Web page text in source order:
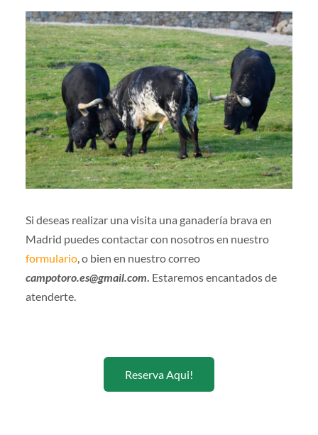
Si deseas realizar una visita una ganadería brava en
Madrid puedes contactar con nosotros en nuestro
formulario, o bien en nuestro correo
campotoro.es@gmail.com. Estaremos encantados de
atenderte.
Reserva Aqui!